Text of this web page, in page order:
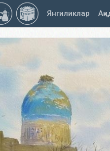
Янгиликлар